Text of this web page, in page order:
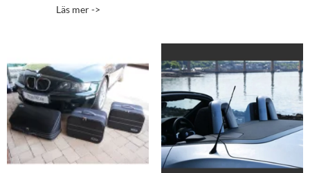
av 5
Läs mer ->